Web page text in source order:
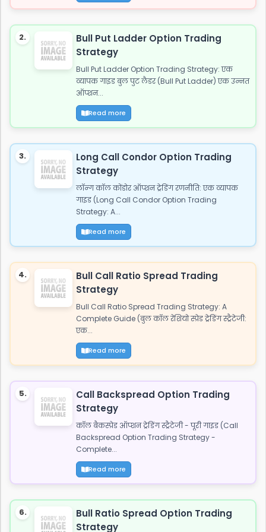
2.
Bull Put Ladder Option Trading
Strategy
Bull Put Ladder Option Trading Strategy: एक
व्यापक गाइड बुल पुट लैडर (Bull Put Ladder) एक उन्नत
ऑप्शन...
Read more
3.
Long Call Condor Option Trading
Strategy
लॉन्ग कॉल कोंडोर ऑप्शन ट्रेडिंग रणनीति: एक व्यापक
गाइड (Long Call Condor Option Trading
Strategy: A...
Read more
4.
Bull Call Ratio Spread Trading
Strategy
Bull Call Ratio Spread Trading Strategy: A
Complete Guide (बुल कॉल रेशियो स्प्रेड ट्रेडिंग स्ट्रैटेजी:
एक...
Read more
5.
Call Backspread Option Trading
Strategy
कॉल बैकस्प्रेड ऑप्शन ट्रेडिंग स्ट्रैटेजी - पूरी गाइड (Call
Backspread Option Trading Strategy -
Complete...
Read more
6.
Bull Ratio Spread Option Trading
Strategy